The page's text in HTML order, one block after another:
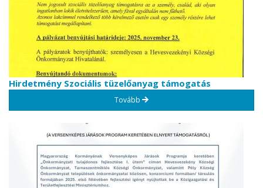
Hirdetmény Szociális tüzelőanyag támogatás
Tovább